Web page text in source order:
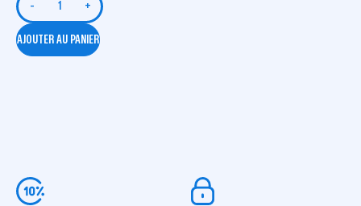
- +
AJOUTER AU PANIER